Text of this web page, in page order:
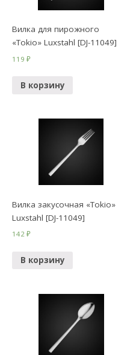
Вилка для пирожного
«Tokio» Luxstahl [DJ-11049]
119₽
В корзину
Вилка закусочная «Tokio»
Luxstahl [DJ-11049]
142₽
В корзину